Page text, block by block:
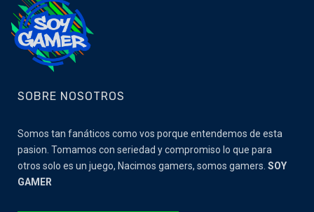
SOBRE NOSOTROS
Somos tan fanáticos como vos porque entendemos de esta
pasion. Tomamos con seriedad y compromiso lo que para
otros solo es un juego, Nacimos gamers, somos gamers. SOY
GAMER